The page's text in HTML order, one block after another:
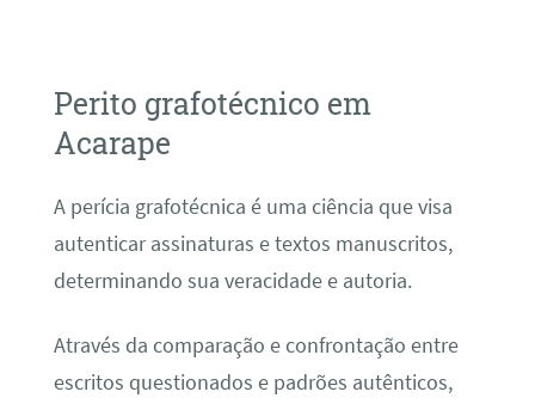
Perito grafotécnico em
Acarape
A perícia grafotécnica é uma ciência que visa
autenticar assinaturas e textos manuscritos,
determinando sua veracidade e autoria.
Através da comparação e confrontação entre
escritos questionados e padrões autênticos,